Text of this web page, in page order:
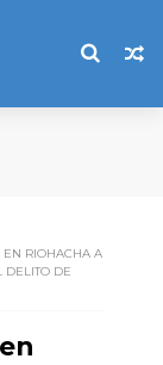
EN RIOHACHA A
DELITO DE